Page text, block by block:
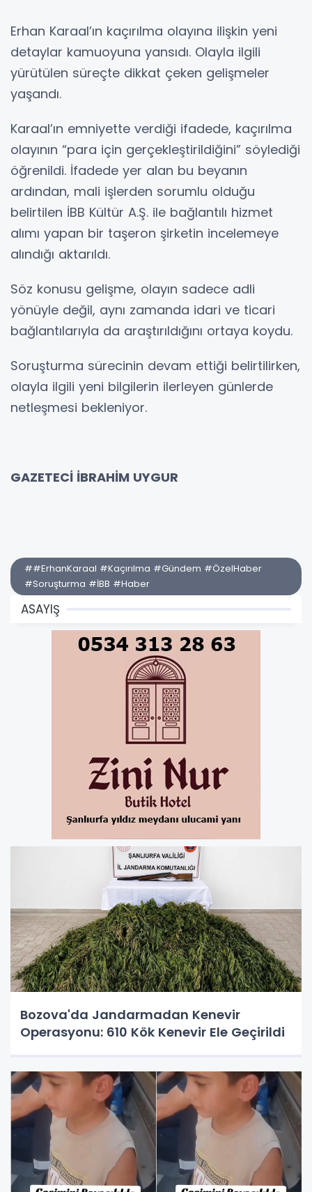
Erhan Karaal’ın kaçırılma olayına ilişkin yeni
detaylar kamuoyuna yansıdı. Olayla ilgili
yürütülen süreçte dikkat çeken gelişmeler
yaşandı.
Karaal’ın emniyette verdiği ifadede, kaçırılma
olayının “para için gerçekleştirildiğini” söylediği
öğrenildi. İfadede yer alan bu beyanın
ardından, mali işlerden sorumlu olduğu
belirtilen İBB Kültür A.Ş. ile bağlantılı hizmet
alımı yapan bir taşeron şirketin incelemeye
alındığı aktarıldı.
Söz konusu gelişme, olayın sadece adli
yönüyle değil, aynı zamanda idari ve ticari
bağlantılarıyla da araştırıldığını ortaya koydu.
Soruşturma sürecinin devam ettiği belirtilirken,
olayla ilgili yeni bilgilerin ilerleyen günlerde
netleşmesi bekleniyor.
GAZETECİ İBRAHİM UYGUR
##ErhanKaraal #Kaçırılma #Gündem #ÖzelHaber
#Soruşturma #İBB #Haber
ASAYIŞ
Bozova'da Jandarmadan Kenevir
Operasyonu: 610 Kök Kenevir Ele Geçirildi